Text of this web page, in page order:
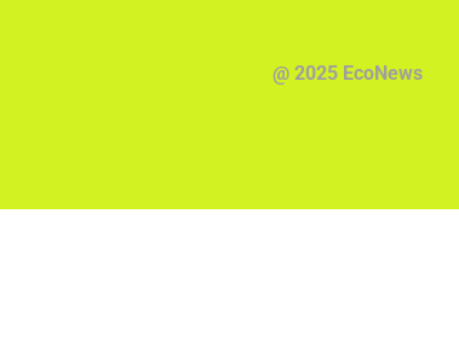
@ 2025 EcoNews